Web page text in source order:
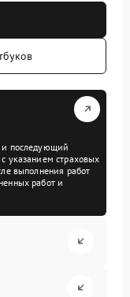
и последующий
указанием страховых
выполнения работ
работ и